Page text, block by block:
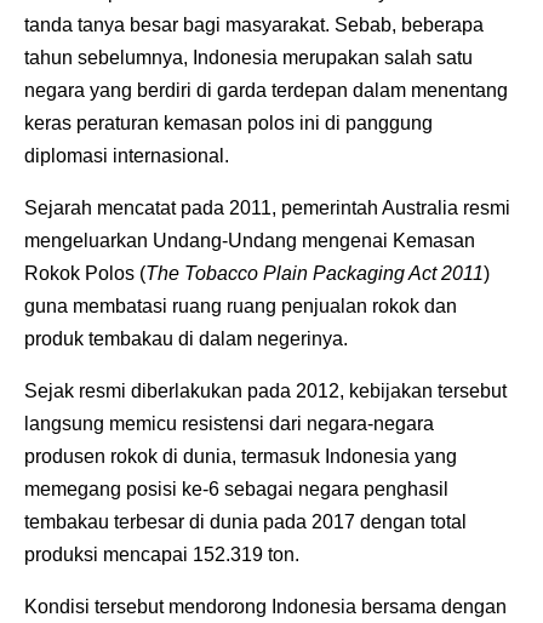
tanda tanya besar bagi masyarakat. Sebab, beberapa
tahun sebelumnya, Indonesia merupakan salah satu
negara yang berdiri di garda terdepan dalam menentang
keras peraturan kemasan polos ini di panggung
diplomasi internasional.
Sejarah mencatat pada 2011, pemerintah Australia resmi
mengeluarkan Undang-Undang mengenai Kemasan
Rokok Polos (The Tobacco Plain Packaging Act 2011)
guna membatasi ruang ruang penjualan rokok dan
produk tembakau di dalam negerinya.
Sejak resmi diberlakukan pada 2012, kebijakan tersebut
langsung memicu resistensi dari negara-negara
produsen rokok di dunia, termasuk Indonesia yang
memegang posisi ke-6 sebagai negara penghasil
tembakau terbesar di dunia pada 2017 dengan total
produksi mencapai 152.319 ton.
Kondisi tersebut mendorong Indonesia bersama dengan